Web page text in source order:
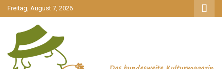
gehe
zum
Freitag, August 7, 2026